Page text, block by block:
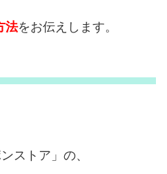
法をお伝えします。
ストア」の、